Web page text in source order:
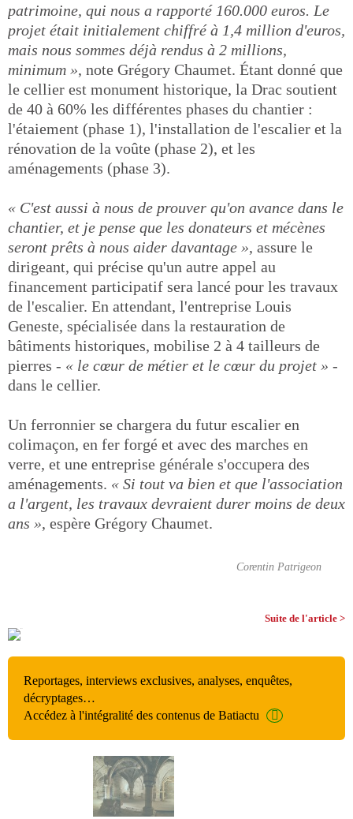
patrimoine, qui nous a rapporté 160.000 euros. Le
projet était initialement chiffré à 1,4 million d'euros,
mais nous sommes déjà rendus à 2 millions,
minimum », note Grégory Chaumet. Étant donné que
le cellier est monument historique, la Drac soutient
de 40 à 60% les différentes phases du chantier :
l'étaiement (phase 1), l'installation de l'escalier et la
rénovation de la voûte (phase 2), et les
aménagements (phase 3).
« C'est aussi à nous de prouver qu'on avance dans le
chantier, et je pense que les donateurs et mécènes
seront prêts à nous aider davantage », assure le
dirigeant, qui précise qu'un autre appel au
financement participatif sera lancé pour les travaux
de l'escalier. En attendant, l'entreprise Louis
Geneste, spécialisée dans la restauration de
bâtiments historiques, mobilise 2 à 4 tailleurs de
pierres - « le cœur de métier et le cœur du projet » -
dans le cellier.
Un ferronnier se chargera du futur escalier en
colimaçon, en fer forgé et avec des marches en
verre, et une entreprise générale s'occupera des
aménagements. « Si tout va bien et que l'association
a l'argent, les travaux devraient durer moins de deux
ans », espère Grégory Chaumet.
Corentin Patrigeon
Suite de l'article >
Reportages, interviews exclusives, analyses, enquêtes,
décryptages…
Accédez à l'intégralité des contenus de Batiactu